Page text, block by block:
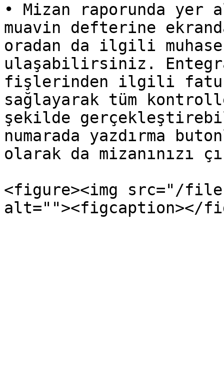
• Mizan raporunda yer
muavin defterine
oradan da ilgili
ulaşabilirsiniz.
fişlerinden ilgili
sağlayarak tüm
şekilde
numarada yazdırma
olarak da mizanınızı
<figure><img src="/